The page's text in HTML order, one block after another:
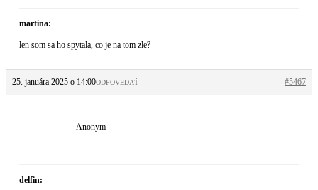
martina:
len som sa ho spytala, co je na tom zle?
25. januára 2025 o 14:00 #5467
ODPOVEDAŤ
Anonym
delfin: